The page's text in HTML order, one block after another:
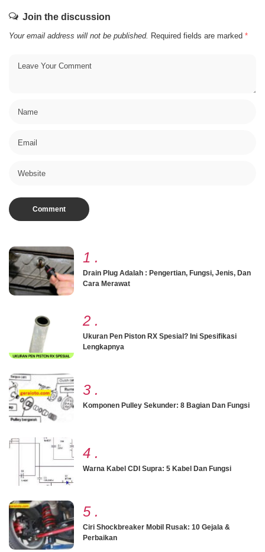
Join the discussion
Your email address will not be published. Required fields are marked *
1 .
Drain Plug Adalah : Pengertian, Fungsi, Jenis, Dan
Cara Merawat
2 .
Ukuran Pen Piston RX Spesial? Ini Spesifikasi
Lengkapnya
3 .
Komponen Pulley Sekunder: 8 Bagian Dan Fungsi
4 .
Warna Kabel CDI Supra: 5 Kabel Dan Fungsi
5 .
Ciri Shockbreaker Mobil Rusak: 10 Gejala &
Perbaikan